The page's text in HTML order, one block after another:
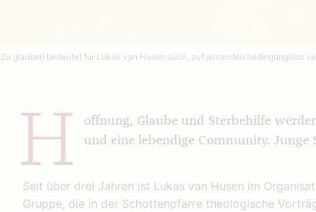
Zu glauben bedeutet für Lukas van Husen auch, auf jemanden bedingungslos
H
offnung, Glaube und Sterbehilfe
und eine lebendige Community.
Seit über drei Jahren ist Lukas van Husen im
Gruppe, die in der Schottenpfarre theologische